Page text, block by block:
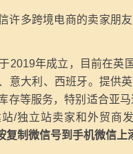
许多跨境电商的卖家朋
2019年成立，目前在英
意大利、西班牙。提供
存等服务，特别适合亚
/独立站卖家和外贸商发
复制微信号到手机微信上